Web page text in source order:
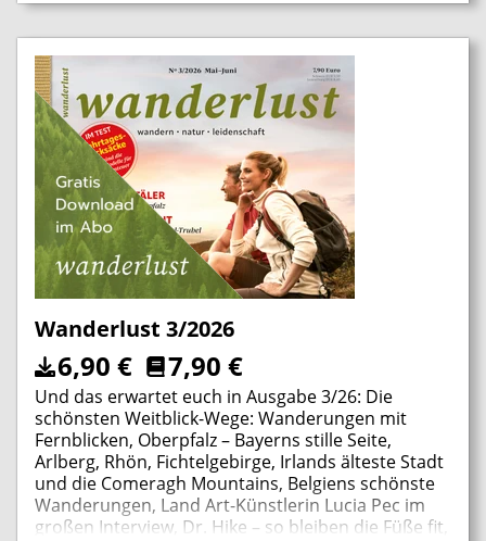
die schönsten Pilgerwege, Dr. Hike: Prof. Martin
Pfeffer erklärt, wie man Zecken richtig entfernt
und welche Impfung hilft, zu Besuch im Survival
Camp im Schwarzwald, Sommer-Equipment, Elche
in Brandenburg und vieles mehr!
Wanderlust 3/2026
6,90 € 7,90 €
Und das erwartet euch in Ausgabe 3/26: Die
schönsten Weitblick-Wege: Wanderungen mit
Fernblicken, Oberpfalz – Bayerns stille Seite,
Arlberg, Rhön, Fichtelgebirge, Irlands älteste Stadt
und die Comeragh Mountains, Belgiens schönste
Wanderungen, Land Art-Künstlerin Lucia Pec im
großen Interview, Dr. Hike – so bleiben die Füße fit,